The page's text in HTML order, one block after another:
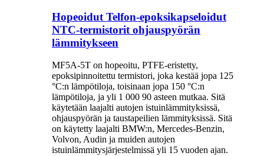
Hopeoidut Telfon-epoksikapseloidut
NTC-termistorit ohjauspyörän
lämmitykseen
MF5A-5T on hopeoitu, PTFE-eristetty,
epoksipinnoitettu termistori, joka kestää jopa 125
°C:n lämpötiloja, toisinaan jopa 150 °C:n
lämpötiloja, ja yli 1 000 90 asteen mutkaa. Sitä
käytetään laajalti autojen istuinlämmityksissä,
ohjauspyörän ja taustapeilien lämmityksissä. Sitä
on käytetty laajalti BMW:n, Mercedes-Benzin,
Volvon, Audin ja muiden autojen
istuinlämmitysjärjestelmissä yli 15 vuoden ajan.